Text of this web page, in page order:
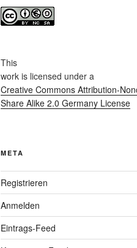
This
workis licensed under a
Creative Commons Attribution-
Share Alike 2.0 Germany License
META
Registrieren
Anmelden
Eintrags-Feed